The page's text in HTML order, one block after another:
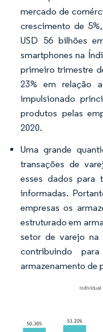
mercado de
crescimento de
USD 56 bilhões
smartphones na
primeiro trimestre
23% em relação
impulsionado
produtos pelas
2020.
Uma grande
transações de
esses dados para
informadas.
empresas os
estruturado em
setor de varejo na
contribuindo
armazenamento de